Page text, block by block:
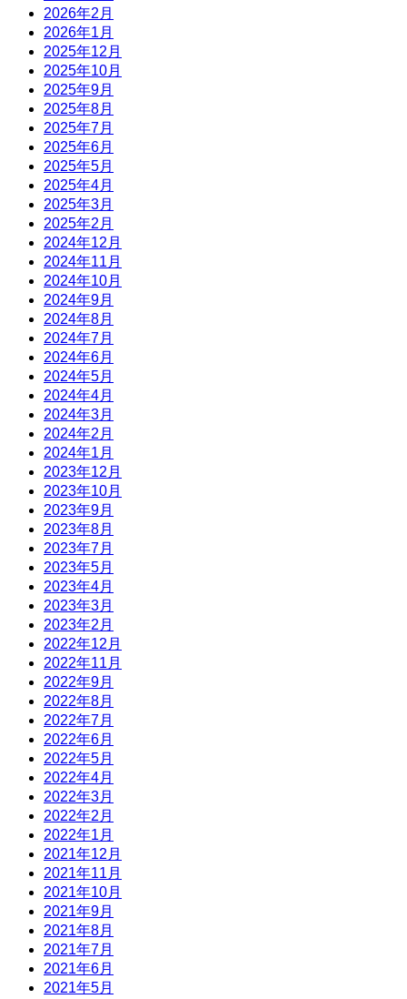
2026年2月
2026年1月
2025年12月
2025年10月
2025年9月
2025年8月
2025年7月
2025年6月
2025年5月
2025年4月
2025年3月
2025年2月
2024年12月
2024年11月
2024年10月
2024年9月
2024年8月
2024年7月
2024年6月
2024年5月
2024年4月
2024年3月
2024年2月
2024年1月
2023年12月
2023年10月
2023年9月
2023年8月
2023年7月
2023年5月
2023年4月
2023年3月
2023年2月
2022年12月
2022年11月
2022年9月
2022年8月
2022年7月
2022年6月
2022年5月
2022年4月
2022年3月
2022年2月
2022年1月
2021年12月
2021年11月
2021年10月
2021年9月
2021年8月
2021年7月
2021年6月
2021年5月